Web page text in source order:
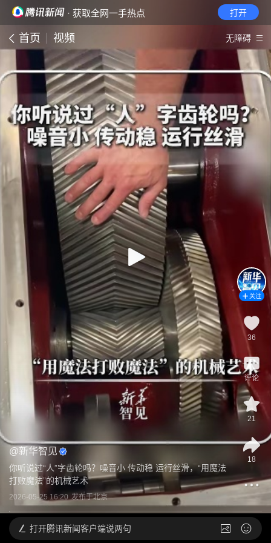
· 获取全网一手热点 打开
首页 视频 无障碍
@新华智见
你听说过“人”字齿轮吗？噪音小 传动稳 运行丝滑，“用魔法
打败魔法”的机械艺术
2026-05-25 16:20 发布于北京
关注
36
评论
21
18
打开腾讯新闻客户端说两句